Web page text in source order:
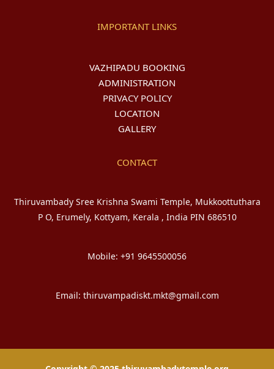
IMPORTANT LINKS
VAZHIPADU BOOKING
ADMINISTRATION
PRIVACY POLICY
LOCATION
GALLERY
CONTACT
Thiruvambady Sree Krishna Swami Temple, Mukkoottuthara
P O, Erumely, Kottyam, Kerala , India PIN 686510
Mobile: +91 9645500056
Email: thiruvampadiskt.mkt@gmail.com